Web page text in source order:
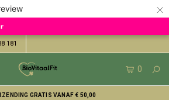
×
181
0
GRATIS VANAF € 50,00